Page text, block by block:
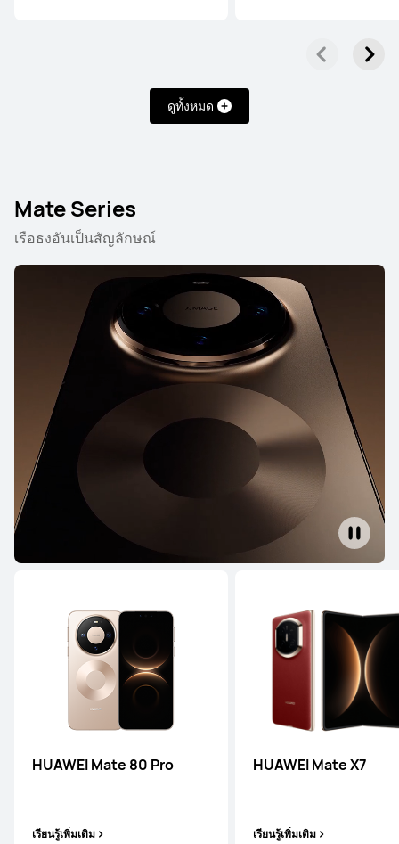
ดูทั้งหมด
Mate Series
เรือธงอันเป็นสัญลักษณ์
HUAWEI Mate 80 Pro
เรียนรู้เพิ่มเติม
HUAWEI Mate X7
เรียนรู้เพิ่มเติม
Pura Series Mate Series nova Series P Series
Pura Series
ใหม่ล่าสุด
เรียนรู้เพิ่มเติม